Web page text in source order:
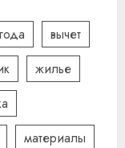
вычет
жилье
материалы